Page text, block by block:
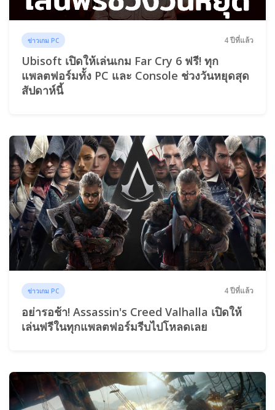
ข่าวเกม PC 4 ปีที่แล้ว
Ubisoft เปิดให้เล่นเกม Far Cry 6 ฟรี! ทุก
แพลตฟอร์มทั้ง PC และ Console ช่วงวันหยุดสุด
สัปดาห์นี้
ข่าวเกม PC 4 ปีที่แล้ว
อย่ารอช้า! Assassin's Creed Valhalla เปิดให้
เล่นฟรีในทุกแพลตฟอร์มรีบไปโหลดเลย